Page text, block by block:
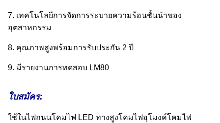
7. เทคโนโลยีการจัดการระบายความร้อนชั้นนำของ
อุตสาหกรรม
8. คุณภาพสูงพร้อมการรับประกัน 2 ปี
9. มีรายงานการทดสอบ LM80
ใบสมัคร:
ใช้ในไฟถนนโคมไฟ LED ทางสูงโคมไฟอุโมงค์โคมไฟ